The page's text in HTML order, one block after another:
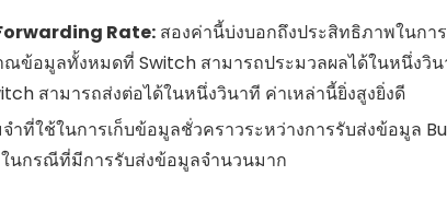
Rate: สองค่านี้บ่งบอกถึงประสิทธิภาพในกา
ข้อมูลทั้งหมดที่ Switch สามารถประมวลผลได้ในหนึ่งวิ
สามารถส่งต่อได้ในหนึ่งวินาที ค่าเหล่านี้ยิ่งสูงยิ่งดี
ำที่ใช้ในการเก็บข้อมูลชั่วคราวระหว่างการรับส่งข้อมูล
นกรณีที่มีการรับส่งข้อมูลจำนวนมาก